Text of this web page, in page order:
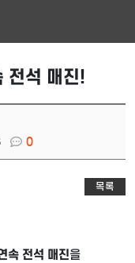
전석 매진!
0
목록
속 전석 매진을